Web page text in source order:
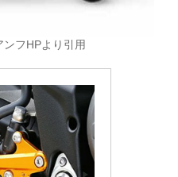
フHPより引用